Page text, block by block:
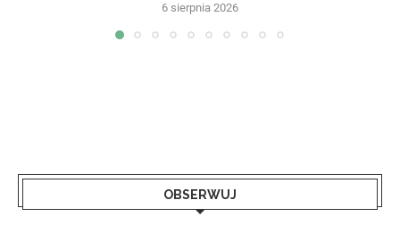
6 sierpnia 2026
OBSERWUJ